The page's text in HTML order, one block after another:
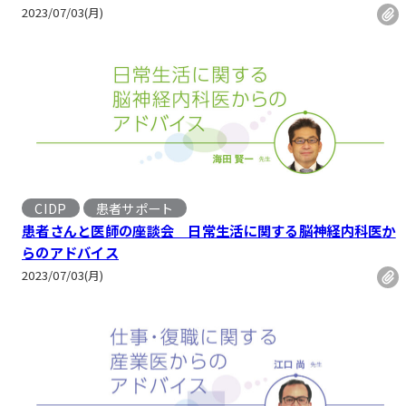
2023/07/03(月)
CIDP 患者サポート
患者さんと医師の座談会 日常生活に関する脳神経内科医か
らのアドバイス
2023/07/03(月)